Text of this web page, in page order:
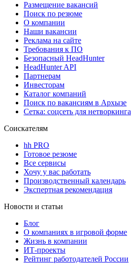
Размещение вакансий
Поиск по резюме
О компании
Наши вакансии
Реклама на сайте
Требования к ПО
Безопасный HeadHunter
HeadHunter API
Партнерам
Инвесторам
Каталог компаний
Поиск по вакансиям в Архызе
Сетка: соцсеть для нетворкинга
Соискателям
hh PRO
Готовое резюме
Все сервисы
Хочу у вас работать
Производственный календарь
Экспертная рекомендация
Новости и статьи
Блог
О компаниях в игровой форме
Жизнь в компании
ИТ-проекты
Рейтинг работодателей России